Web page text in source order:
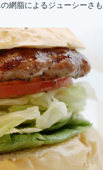
網脂によるジューシーさも